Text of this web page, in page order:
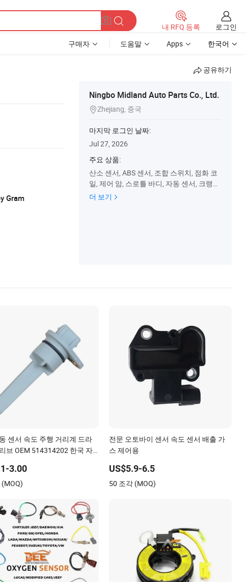
내 RFQ 등록
로그인
구매자 도움말 Apps 한국어
공유하기
Gram
Ningbo Midland Auto Parts Co., Ltd.
Zhejiang, 중국
마지막 로그인 날짜:
Jul 27, 2026
주요 상품:
산소 센서, ABS 센서, 조합 스위치, 점화 코
일, 제어 암, 스로틀 바디, 자동 센서, 크랭크
샤프트 센서, EGR 밸브, 블로워 저항기
더 보기
센서 속도 주행 거리계 드라
브 OEM 514314202 한국 자
3.00
전문 오토바이 센서 속도 센서 배출 가
스 제어용
US$5.9-6.5
50 조각 (MOQ)